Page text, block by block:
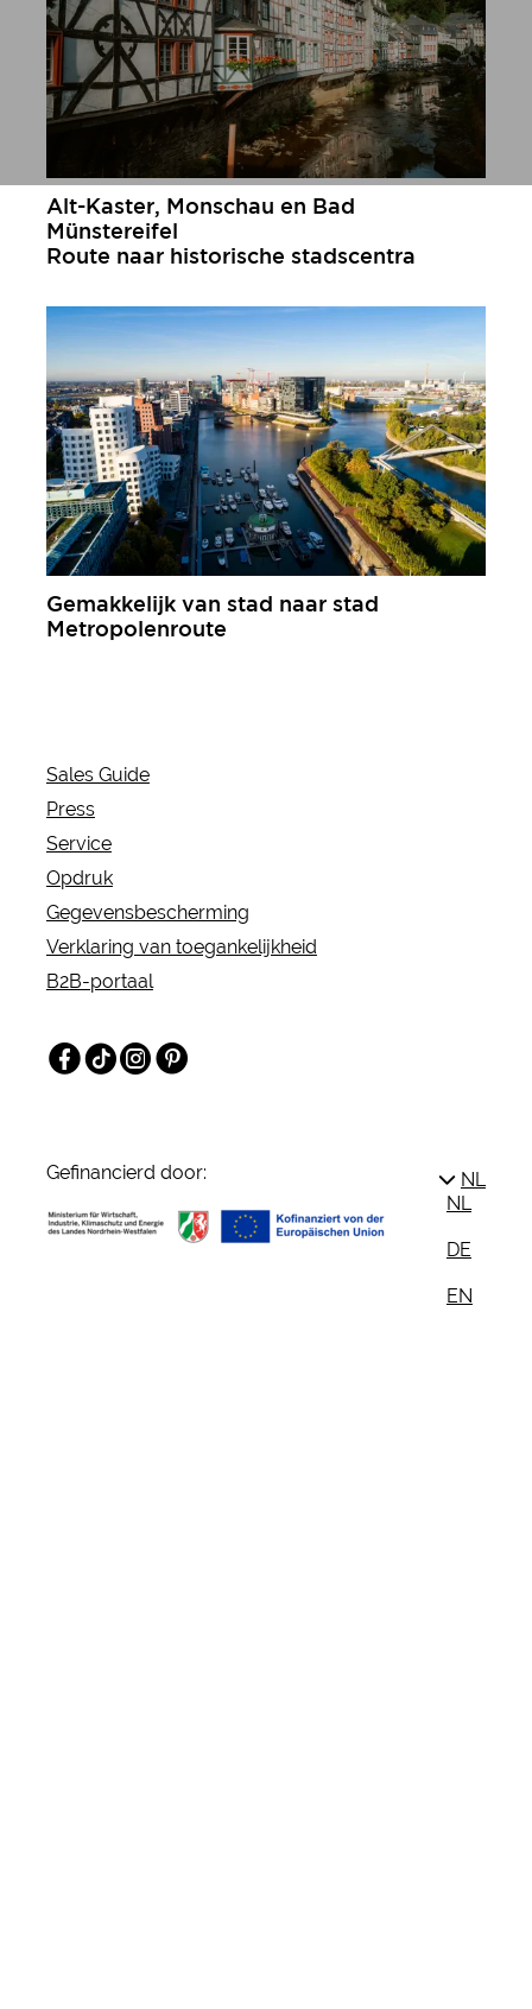
Alt-Kaster, Monschau en Bad
Münstereifel
Route naar historische stadscentra
Gemakkelijk van stad naar stad
Metropolenroute
Sales Guide
Press
Service
Opdruk
Gegevensbescherming
Verklaring van toegankelijkheid
B2B-portaal
Facebook
TikTokInstagramPinterest
Gefinancierd door:
NL
NL
DE
EN